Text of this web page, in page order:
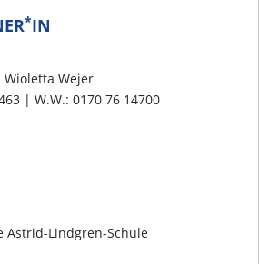
*IN
Wejer
| W.W.: 0170 76 14700
Astrid-Lindgren-Schule